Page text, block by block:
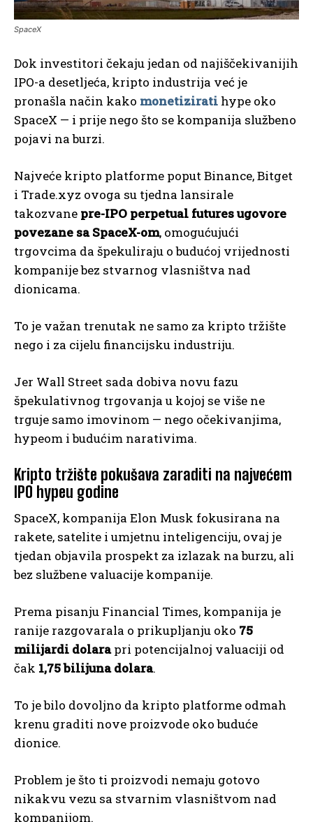
SpaceX
Dok investitori čekaju jedan od najiščekivanijih
IPO-a desetljeća, kripto industrija već je
pronašla način kako monetizirati hype oko
SpaceX — i prije nego što se kompanija službeno
pojavi na burzi.
Najveće kripto platforme poput Binance, Bitget
i Trade.xyz ovoga su tjedna lansirale
takozvane pre-IPO perpetual futures ugovore
povezane sa SpaceX-om, omogućujući
trgovcima da špekuliraju o budućoj vrijednosti
kompanije bez stvarnog vlasništva nad
dionicama.
To je važan trenutak ne samo za kripto tržište
nego i za cijelu financijsku industriju.
Jer Wall Street sada dobiva novu fazu
špekulativnog trgovanja u kojoj se više ne
trguje samo imovinom — nego očekivanjima,
hypeom i budućim narativima.
Kripto tržište pokušava zaraditi na najvećem
IPO hypeu godine
SpaceX, kompanija Elon Musk fokusirana na
rakete, satelite i umjetnu inteligenciju, ovaj je
tjedan objavila prospekt za izlazak na burzu, ali
bez službene valuacije kompanije.
Prema pisanju Financial Times, kompanija je
ranije razgovarala o prikupljanju oko 75
milijardi dolarapri potencijalnoj valuaciji od
čak 1,75 bilijuna dolara.
To je bilo dovoljno da kripto platforme odmah
krenu graditi nove proizvode oko buduće
dionice.
Problem je što ti proizvodi nemaju gotovo
nikakvu vezu sa stvarnim vlasništvom nad
kompanijom.